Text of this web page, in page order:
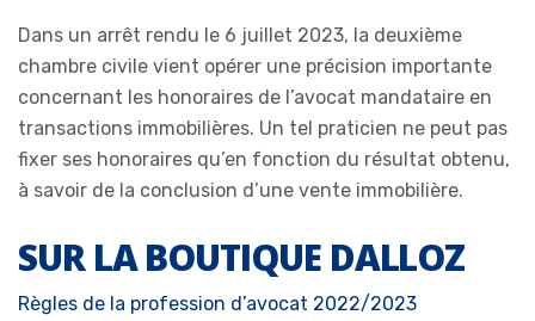
Dans un arrêt rendu le 6 juillet 2023, la deuxième
chambre civile vient opérer une précision importante
concernant les honoraires de l’avocat mandataire en
transactions immobilières. Un tel praticien ne peut pas
fixer ses honoraires qu’en fonction du résultat obtenu,
à savoir de la conclusion d’une vente immobilière.
SUR LA BOUTIQUE DALLOZ
Règles de la profession d’avocat 2022/2023